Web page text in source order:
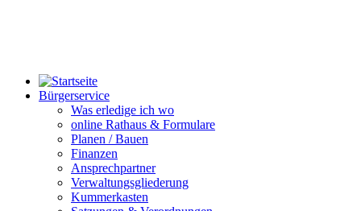
Bürgerservice
Was erledige ich wo
online Rathaus & Formulare
Planen / Bauen
Finanzen
Ansprechpartner
Verwaltungsgliederung
Kummerkasten